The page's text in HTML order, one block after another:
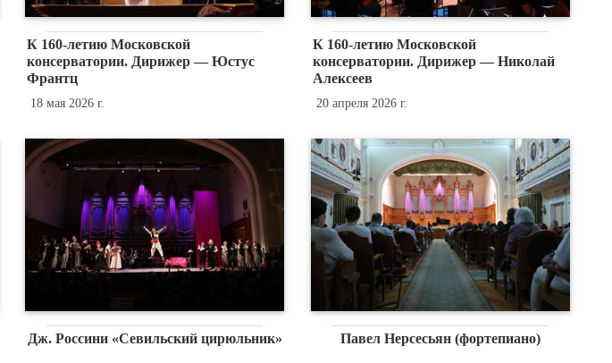
К 160-летию Московской
консерватории. Дирижер — Юстус
Франтц
18 мая 2026 г.
К 160-летию Московской
консерватории. Дирижер — Николай
Алексеев
20 апреля 2026 г.
Дж. Россини «Севильский цирюльник» Павел Нерсесьян (фортепиано)